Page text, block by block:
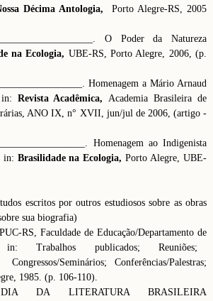
Décima Antologia, Porto Alegre-RS, 2005
O Poder da Natureza
na Ecologia, UBE-RS, Porto Alegre, 2006, (p.
Homenagem a Mário Arnaud
in: Revista Acadêmica,Academia Brasileira de
ANO IX, n° XVII, jun/jul de 2006, (artigo -
Homenagem ao Indigenista
in: Brasilidade na Ecologia,Porto Alegre, UBE-
escritos por outros estudiosos sobre as obras
sua biografia)
RS, Faculdade de Educação/Departamento de
in: Trabalhos publicados; Reuniões;
Seminários; Conferências/Palestras;
1985. (p. 106-110).
DA LITERATURA BRASILEIRA